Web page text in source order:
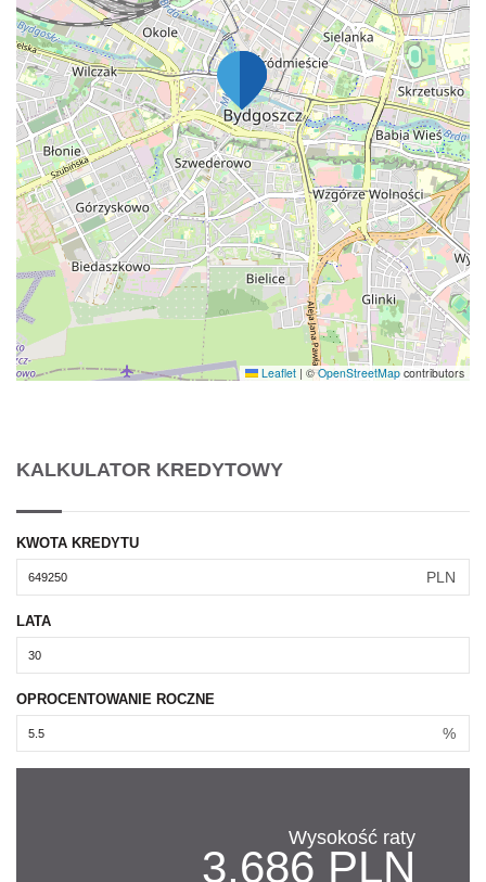
Leaflet | ©OpenStreetMap contributors
KALKULATOR KREDYTOWY
KWOTA KREDYTU
PLN
LATA
OPROCENTOWANIE ROCZNE
%
Wysokość raty
3,686 PLN